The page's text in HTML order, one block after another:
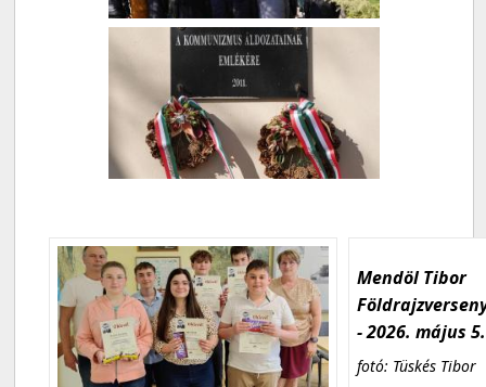
Mendöl Tibor
- 2026. május 5.
fotó: Tüskés Tibor